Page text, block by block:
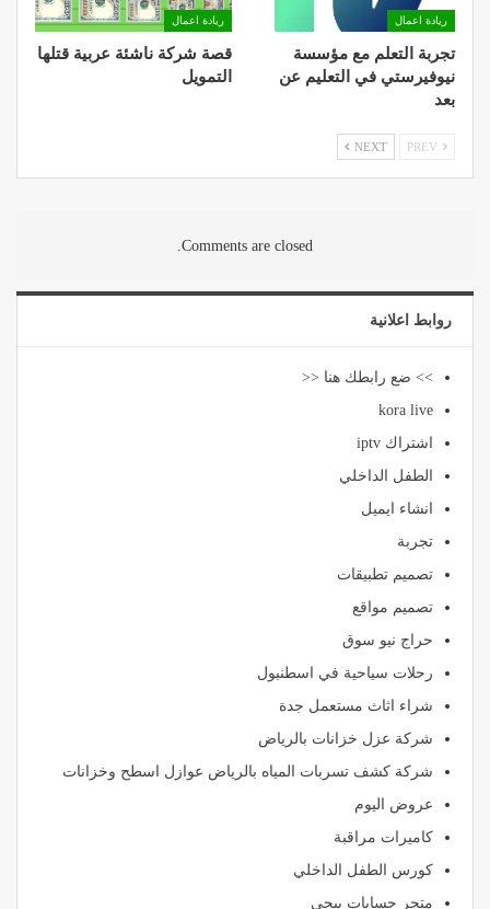
ريادة اعمال
تجربة التعلم مع مؤسسة
نيوفيرستي في التعليم عن
بعد
ريادة اعمال
قصة شركة ناشئة عربية قتلها
التمويل
NEXT
Comments are closed.
روابط اعلانية
>> ضع رابطك هنا <<
kora live
اشتراك iptv
الطفل الداخلي
انشاء ايميل
تجربة
تصميم تطبيقات
تصميم مواقع
حراج نيو سوق
رحلات سياحية في اسطنبول
شراء اثاث مستعمل جدة
شركة عزل خزانات بالرياض
شركة كشف تسربات المياه بالرياض عوازل اسطح وخزانات
عروض اليوم
كاميرات مراقبة
كورس الطفل الداخلي
متجر حسابات ببجي